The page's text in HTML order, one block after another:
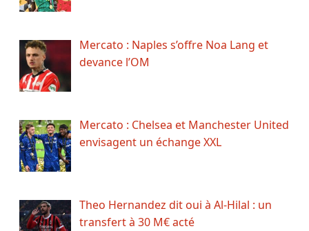
Mercato : Naples s’offre Noa Lang et
devance l’OM
Mercato : Chelsea et Manchester United
envisagent un échange XXL
Theo Hernandez dit oui à Al-Hilal : un
transfert à 30 M€ acté